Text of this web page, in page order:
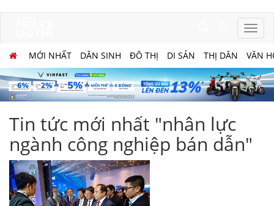
MỚI NHẤT DÂN SINH ĐÔ THỊ DI SẢN THỊ DÂN VĂN
Tin tức mới nhất "nhân lực
ngành công nghiệp bán dẫn"